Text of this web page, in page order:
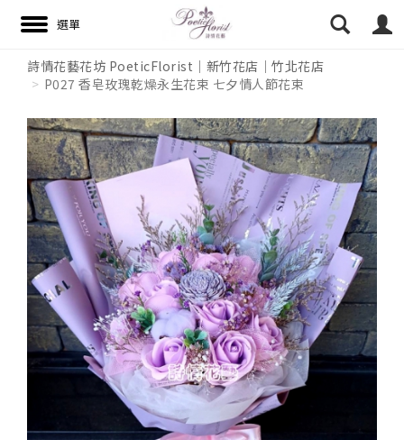
詩情花藝花坊 PoeticFlorist｜新竹花店｜竹北花店
P027 香皂玫瑰乾燥永生花束 七夕情人節花束